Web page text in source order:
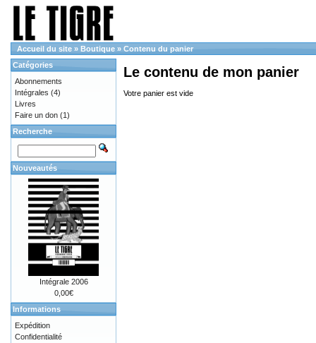
Accueil du site » Boutique » Contenu du panier
Le contenu de mon panier
Votre panier est vide
Catégories
Abonnements
Intégrales (4)
Livres
Faire un don (1)
Recherche
Nouveautés
Intégrale 2006
0,00€
Informations
Expédition
Confidentialité